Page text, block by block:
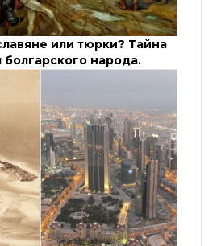
или тюрки? Тайна
народа.